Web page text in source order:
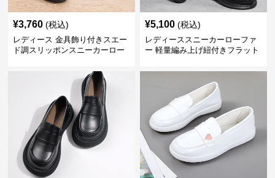
¥3,760 (税込)
レディース 金具飾り付きスエー
ド調スリッポンスニーカーロー
¥5,100 (税込)
レディーススニーカーローファ
ー 軽量編み上げ紐付きフラット